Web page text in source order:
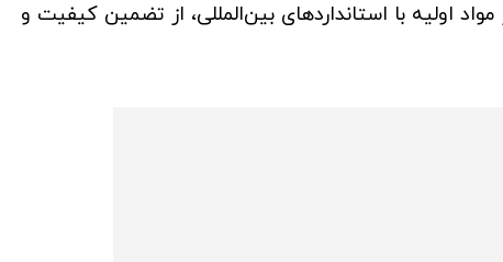
مواد اولیه با استانداردهای بین‌المللی، از تضمین کیفیت و